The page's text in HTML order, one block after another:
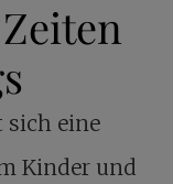
sich eine
Kinder und